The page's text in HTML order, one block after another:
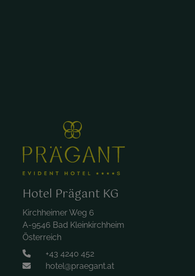
Hotel Prägant KG
Kirchheimer Weg 6
A-9546 Bad Kleinkirchheim
Österreich
+43 4240 452
hotel@praegant.at